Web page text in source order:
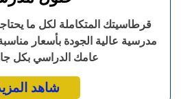
قرطاسيتك المتكاملة لكل ما
مدرسية عالية الجودة بأسعار مناسبة
عامك الدراسي بكل
شاهد